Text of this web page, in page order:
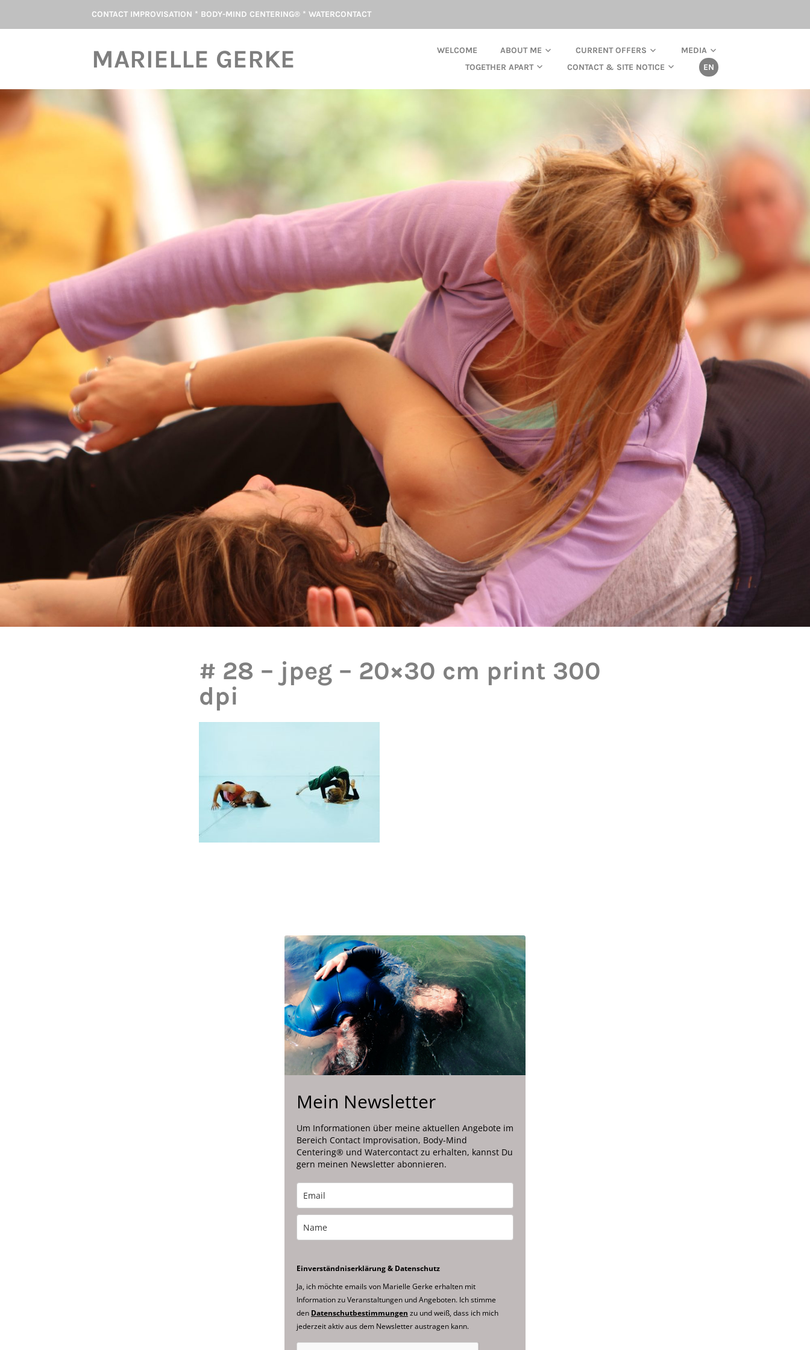
CONTACT IMPROVISATION * BODY-MIND CENTERING® * WATERCONTACT
MARIELLE GERKE WELCOME ABOUT ME CURRENT OFFERS
MEDIA
TOGETHER APART
CONTACT & SITE NOTICE EN
# 28 – jpeg – 20×30 cm print 300
dpi
Mein Newsletter
Um Informationen über meine aktuellen Angebote im
Bereich Contact Improvisation, Body-Mind
Centering® und Watercontact zu erhalten, kannst Du
gern meinen Newsletter abonnieren.
Einverständniserklärung & Datenschutz
Ja, ich möchte emails von Marielle Gerke erhalten mit
Information zu Veranstaltungen und Angeboten. Ich stimme
den Datenschutbestimmungen zu und weiß, dass ich mich
jederzeit aktiv aus dem Newsletter austragen kann.